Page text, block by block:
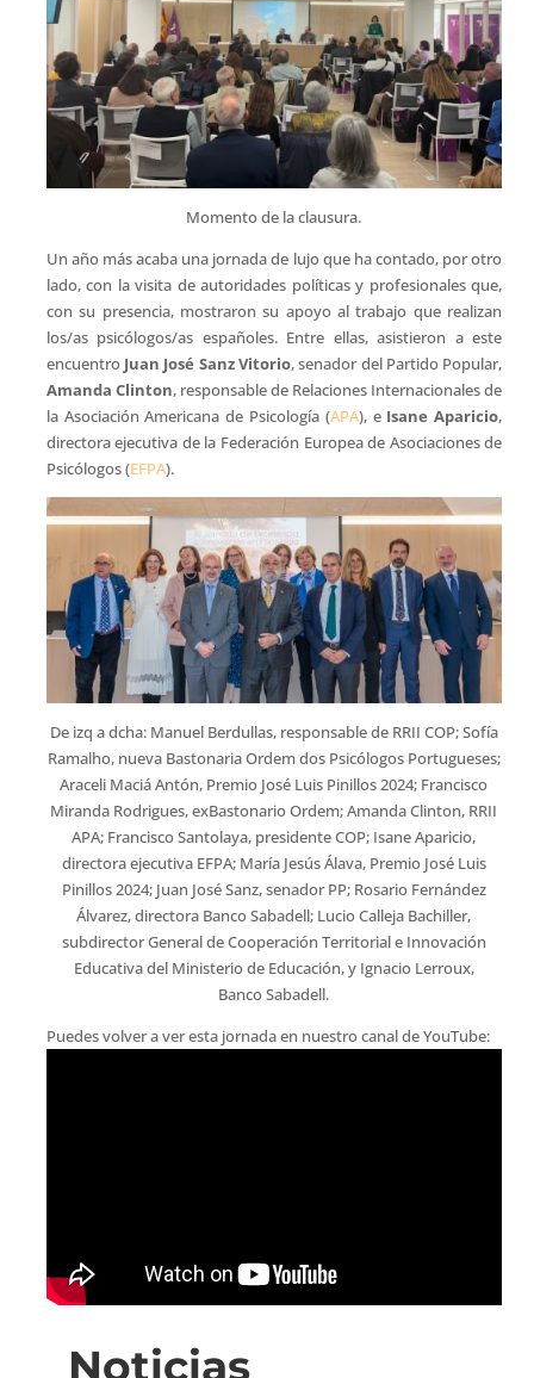
Momento de la clausura.
Un año más acaba una jornada de lujo que ha contado, por otro
lado, con la visita de autoridades políticas y profesionales que,
con su presencia, mostraron su apoyo al trabajo que realizan
los/as psicólogos/as españoles. Entre ellas, asistieron a este
encuentro Juan José Sanz Vitorio, senador del Partido Popular,
Amanda Clinton, responsable de Relaciones Internacionales de
la Asociación Americana de Psicología (APA), e Isane Aparicio,
directora ejecutiva de la Federación Europea de Asociaciones de
Psicólogos (EFPA).
De izq a dcha: Manuel Berdullas, responsable de RRII COP; Sofía
Ramalho, nueva Bastonaria Ordem dos Psicólogos Portugueses;
Araceli Maciá Antón, Premio José Luis Pinillos 2024; Francisco
Miranda Rodrigues, exBastonario Ordem; Amanda Clinton, RRII
APA; Francisco Santolaya, presidente COP; Isane Aparicio,
directora ejecutiva EFPA; María Jesús Álava, Premio José Luis
Pinillos 2024; Juan José Sanz, senador PP; Rosario Fernández
Álvarez, directora Banco Sabadell; Lucio Calleja Bachiller,
subdirector General de Cooperación Territorial e Innovación
Educativa del Ministerio de Educación, y Ignacio Lerroux,
Banco Sabadell.
Puedes volver a ver esta jornada en nuestro canal de YouTube:
Noticias